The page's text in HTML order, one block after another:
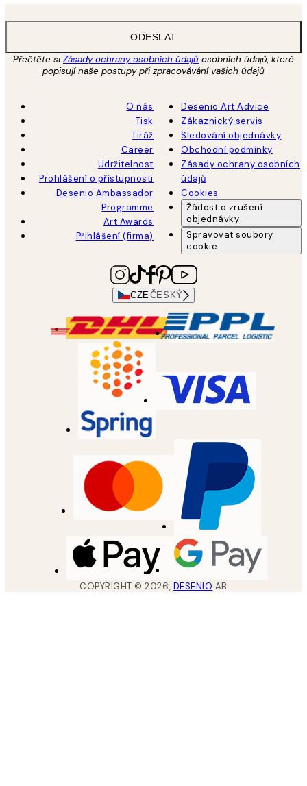
ODESLAT
Přečtěte siZásady ochrany osobních údajů osobních údajů, které
popisují naše postupy při zpracovávání vašich údajů
O nás
Tisk
Tiráž
Career
Udržitelnost
Prohlášení o přístupnosti
Desenio Ambassador
Programme
Art Awards
Přihlášení (firma)
Desenio Art Advice
Zákaznický servis
Sledování objednávky
Obchodní podmínky
Zásady ochrany osobních
údajů
Cookies
Žádost o zrušení
objednávky
Spravovat soubory
cookie
CZEČESKÝ
COPYRIGHT ©2026, DESENIO AB